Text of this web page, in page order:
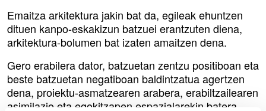
Emaitza arkitektura jakin bat da, egileak ehuntzen
dituen kanpo-eskakizun batzuei erantzuten diena,
arkitektura-bolumen bat izaten amaitzen dena.
Gero erabilera dator, batzuetan zentzu positiboan eta
beste batzuetan negatiboan baldintzatua agertzen
dena, proiektu-asmatzearen arabera, erabiltzailearen
asimilazio eta egokitzapen espazialarekin batera.